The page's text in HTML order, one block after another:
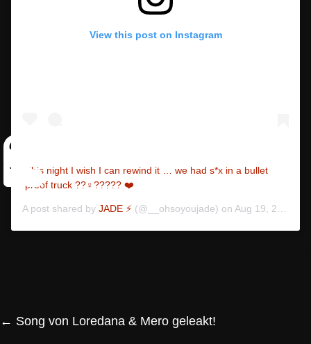
View this post on Instagram
This night I wish I can rewind it … we had s*x in a bullet
proof truck ??‍♀️????? ❤️
A post shared by JADE ⚡️ (@__ohsoyoujade) on Aug 19, 2019 at 8:14pm PDT
← Song von Loredana & Mero geleakt!